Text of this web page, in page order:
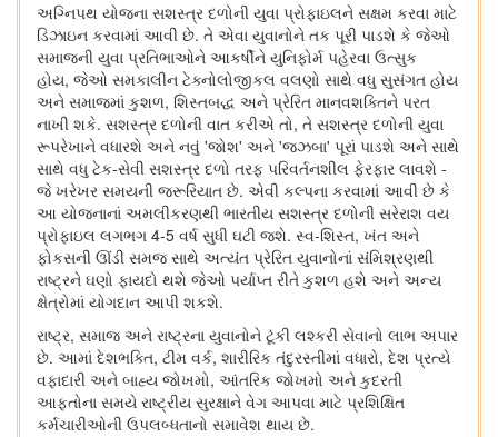
અગ્નિપથ યોજના સશસ્ત્ર દળોની યુવા પ્રોફાઇલને સક્ષમ કરવા માટે
ડિઝાઇન કરવામાં આવી છે. તે એવા યુવાનોને તક પૂરી પાડશે કે જેઓ
સમાજની યુવા પ્રતિભાઓને આકર્ષીને યુનિફોર્મ પહેરવા ઉત્સુક
હોય, જેઓ સમકાલીન ટેક્નોલોજીકલ વલણો સાથે વધુ સુસંગત હોય
અને સમાજમાં કુશળ, શિસ્તબદ્ધ અને પ્રેરિત માનવશક્તિને પરત
નાખી શકે. સશસ્ત્ર દળોની વાત કરીએ તો, તે સશસ્ત્ર દળોની યુવા
રૂપરેખાને વધારશે અને નવું 'જોશ' અને 'જઝબા' પૂરાં પાડશે અને સાથે
સાથે વધુ ટેક-સેવી સશસ્ત્ર દળો તરફ પરિવર્તનશીલ ફેરફાર લાવશે -
જે ખરેખર સમયની જરૂરિયાત છે. એવી કલ્પના કરવામાં આવી છે કે
આ યોજનાનાં અમલીકરણથી ભારતીય સશસ્ત્ર દળોની સરેરાશ વય
પ્રોફાઇલ લગભગ 4-5 વર્ષ સુધી ઘટી જશે. સ્વ-શિસ્ત, ખંત અને
ફોકસની ઊંડી સમજ સાથે અત્યંત પ્રેરિત યુવાનોનાં સંમિશ્રણથી
રાષ્ટ્રને ઘણો ફાયદો થશે જેઓ પર્યાપ્ત રીતે કુશળ હશે અને અન્ય
ક્ષેત્રોમાં યોગદાન આપી શકશે.
રાષ્ટ્ર, સમાજ અને રાષ્ટ્રના યુવાનોને ટૂંકી લશ્કરી સેવાનો લાભ અપાર
છે. આમાં દેશભક્તિ, ટીમ વર્ક, શારીરિક તંદુરસ્તીમાં વધારો, દેશ પ્રત્યે
વફાદારી અને બાહ્ય જોખમો, આંતરિક જોખમો અને કુદરતી
આફતોના સમયે રાષ્ટ્રીય સુરક્ષાને વેગ આપવા માટે પ્રશિક્ષિત
કર્મચારીઓની ઉપલબ્ધતાનો સમાવેશ થાય છે.